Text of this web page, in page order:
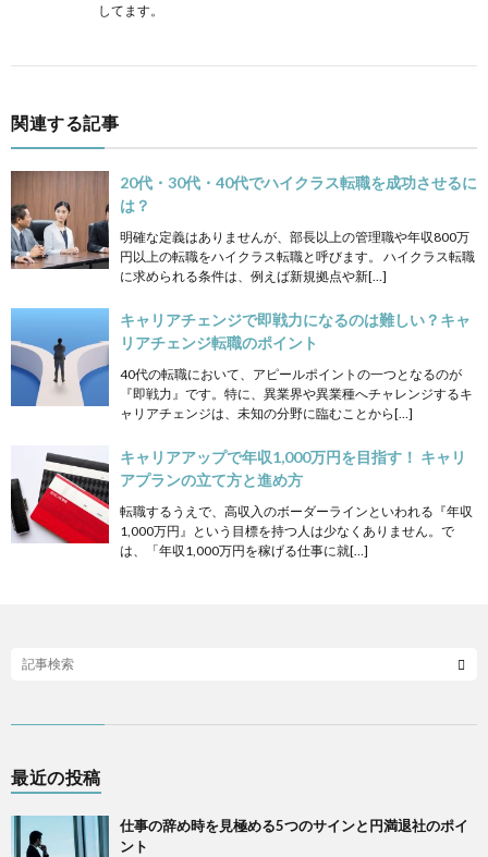
してます。
関連する記事
20代・30代・40代でハイクラス転職を成功させるに
は？
明確な定義はありませんが、部長以上の管理職や年収800万
円以上の転職をハイクラス転職と呼びます。 ハイクラス転職
に求められる条件は、例えば新規拠点や新[…]
キャリアチェンジで即戦力になるのは難しい？キャ
リアチェンジ転職のポイント
40代の転職において、アピールポイントの一つとなるのが
『即戦力』です。特に、異業界や異業種へチャレンジするキ
ャリアチェンジは、未知の分野に臨むことから[…]
キャリアアップで年収1,000万円を目指す！ キャリ
アプランの立て方と進め方
転職するうえで、高収入のボーダーラインといわれる『年収
1,000万円』という目標を持つ人は少なくありません。で
は、「年収1,000万円を稼げる仕事に就[…]
最近の投稿
仕事の辞め時を見極める5つのサインと円満退社のポイ
ント